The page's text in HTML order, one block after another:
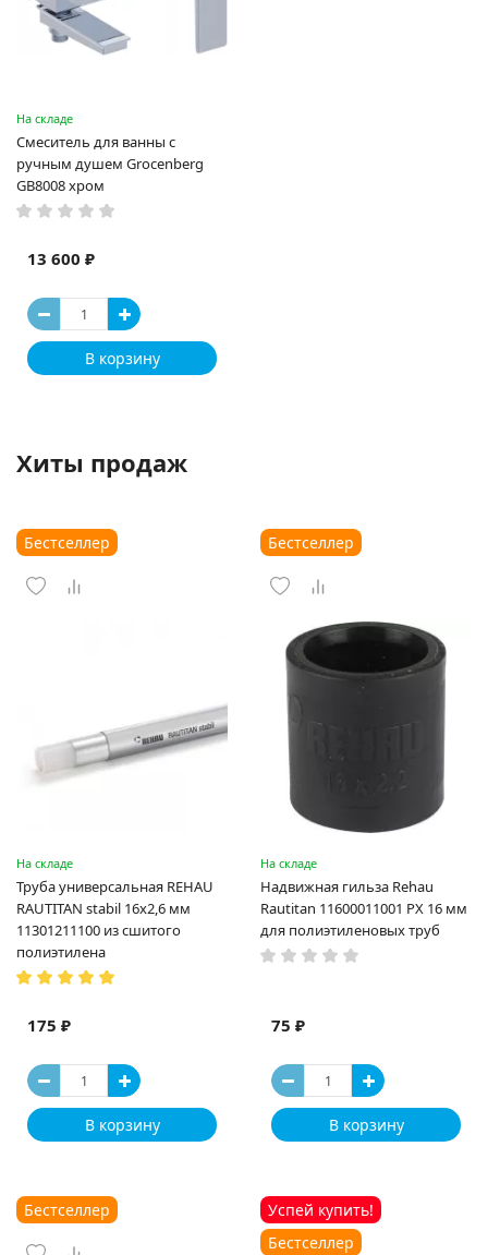
На складе
Смеситель для ванны с
ручным душем Grocenberg
GB8008 хром
13 600 ₽
В корзину
Хиты продаж
Бестселлер
На складе
Труба универсальная REHAU
RAUTITAN stabil 16х2,6 мм
11301211100 из сшитого
полиэтилена
175 ₽
В корзину
Бестселлер
На складе
Надвижная гильза Rehau
Rautitan 11600011001 PX 16 мм
для полиэтиленовых труб
75 ₽
В корзину
Бестселлер
Успей купить!
Бестселлер